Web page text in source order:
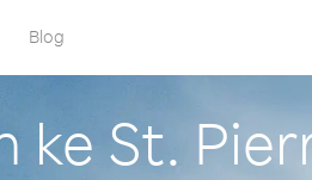
Blog
St.